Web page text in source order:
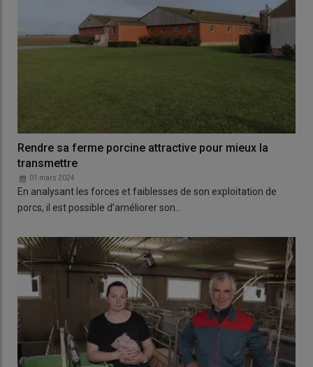
Rendre sa ferme porcine attractive pour mieux la
transmettre
01 mars 2024
En analysant les forces et faiblesses de son exploitation de
porcs, il est possible d’améliorer son…